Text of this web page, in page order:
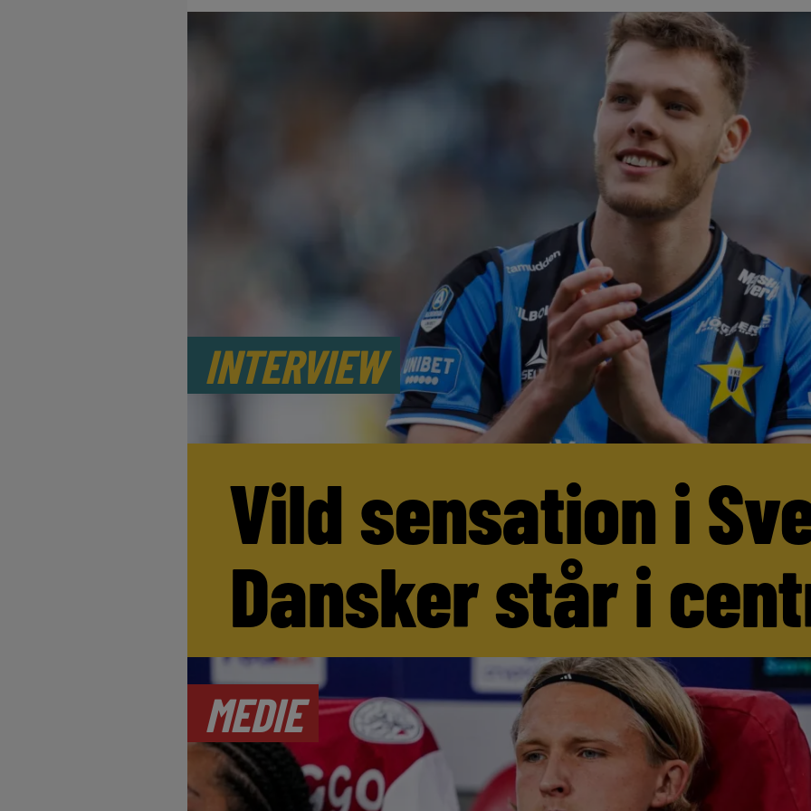
INTERVIEW
Vild sensation i
Dansker står i
MEDIE